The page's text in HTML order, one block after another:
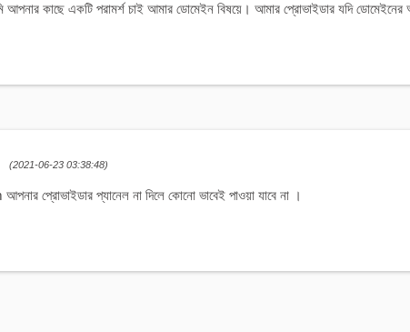
কাছে একটি পরামর্শ চাই আমার ডোমেইন বিষয়ে। আমার প্রোভাইডার যদি ডোমেইনের
(2021-06-23 03:38:48)
প্রোভাইডার প্যানেল না দিলে কোনো ভাবেই পাওয়া যাবে না ।